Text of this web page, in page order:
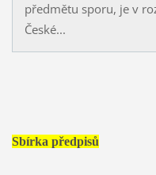
předmětu sporu, je v
České...
Sbírka předpisů